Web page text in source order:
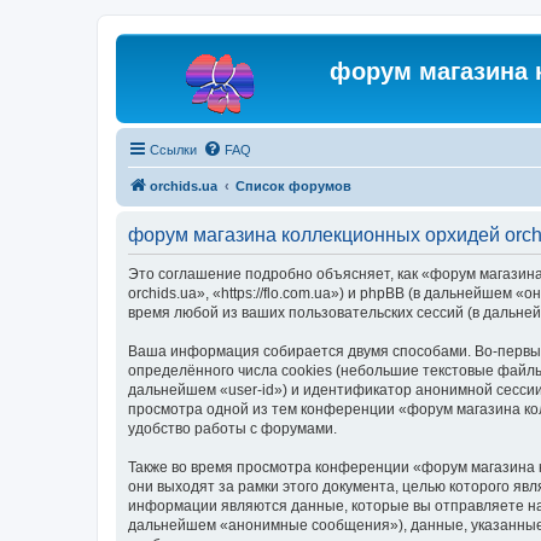
форум магазина
Ссылки FAQ
orchids.ua Список форумов
форум магазина коллекционных орхидей
Это соглашение подробно объясняет, как «форум
orchids.ua», «https://flo.com.ua») и phpBB (в дальнейшем
время любой из ваших пользовательских сессий (в
Ваша информация собирается двумя способами. Во-
определённого числа cookies (небольшие текстовые
дальнейшем «user-id») и идентификатор анонимной
просмотра одной из тем конференции «форум магазина
удобство работы с форумами.
Также во время просмотра конференции «форум
они выходят за рамки этого документа, целью которого
информации являются данные, которые вы отправляете
дальнейшем «анонимные сообщения»), данные,